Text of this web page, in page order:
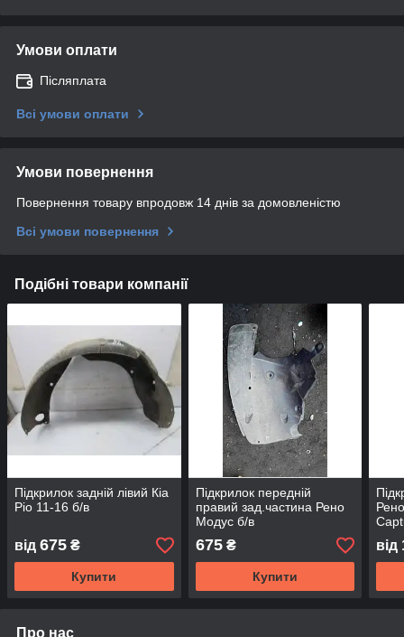
Умови оплати
Післяплата
Всі умови оплати
Умови повернення
Повернення товару впродовж 14 днів за домовленістю
Всі умови повернення
Подібні товари компанії
Підкрилок задній лівий Кіа
Ріо 11-16 б/в
від 675 ₴
Купити
Підкрилок передній
правий зад.частина Рено
Модус б/в
675₴
Купити
від
Про нас